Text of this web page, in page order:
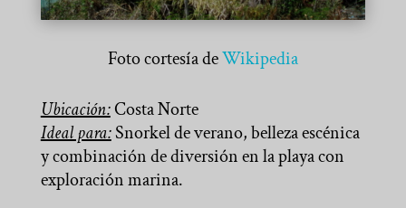
Foto cortesía deWikipedia
Ubicación:Costa Norte
Ideal para:Snorkel de verano, belleza escénica
y combinación de diversión en la playa con
exploración marina.